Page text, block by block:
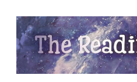
Skip
to
content